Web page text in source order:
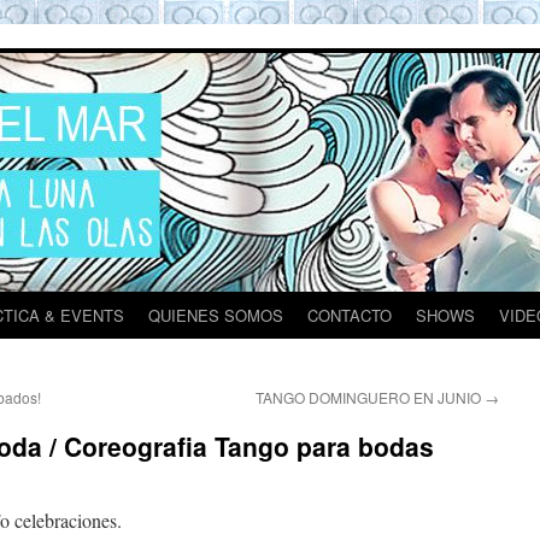
& EVENTS QUIENES SOMOS CONTACTO SHOWS
TANGO DOMINGUERO EN JUNIO →
/ Coreografia Tango para bodas
celebraciones.